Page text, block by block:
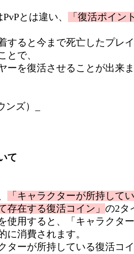
とは違い、
「復活ポイン
すると今まで死亡したプレ
とで、
ーを復活させることが出来
て
「キャラクターが所持して
存在する復活コイン」 の2タ
使用すると、「キャラクタ
に消費されます。
ターが所持している復活コ